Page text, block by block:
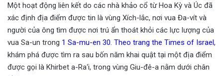
Một hoạt động liên kết do các nhà khảo cổ từ Hoa Kỳ và Úc đã
xác định địa điểm được tin là vùng Xích-lắc, nơi vua Đa-vít và
người của ông tìm được nơi trú ẩn thoát khỏi các lực lượng của
vua Sa-un trong 1 Sa-mu-en 30. Theo trang the Times of Israel,
khám phá được tìm ra sau bốn năm khai quật tại một địa điểm
được gọi là Khirbet a-Ra‘i, trong vùng Giu-đê-a nằm dưới chân